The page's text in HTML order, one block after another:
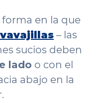
en la que
– las
sucios deben
lado o con el
abajo en la